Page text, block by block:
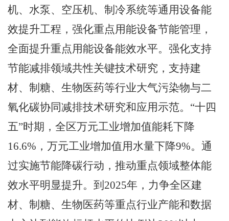
机、水泵、空压机、制冷系统等通用设备能
效提升工程，强化重点用能设备节能管理，
全面提升重点用能设备能效水平。强化支持
节能减排领域共性关键技术研究，支持建
材、制糖、生物医药等行业大气污染物与二
氧化碳协同减排技术研究和应用示范。 “十四
五”时期， 全区万元工业增加值能耗下降
16.6% ，万元工业增加值用水量下降9%。通
过实施节能降碳行动，推动重点领域整体能
效水平明显提升。到 2025年，力争全区建
材、制糖、生物医药等重点行业产能和数据